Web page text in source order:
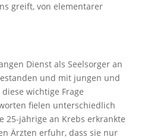
greift, von elementarer
Dienst als Seelsorger an
und mit jungen und
wichtige Frage
fielen unterschiedlich
25-jährige an Krebs erkrankte
Ärzten erfuhr, dass sie nur